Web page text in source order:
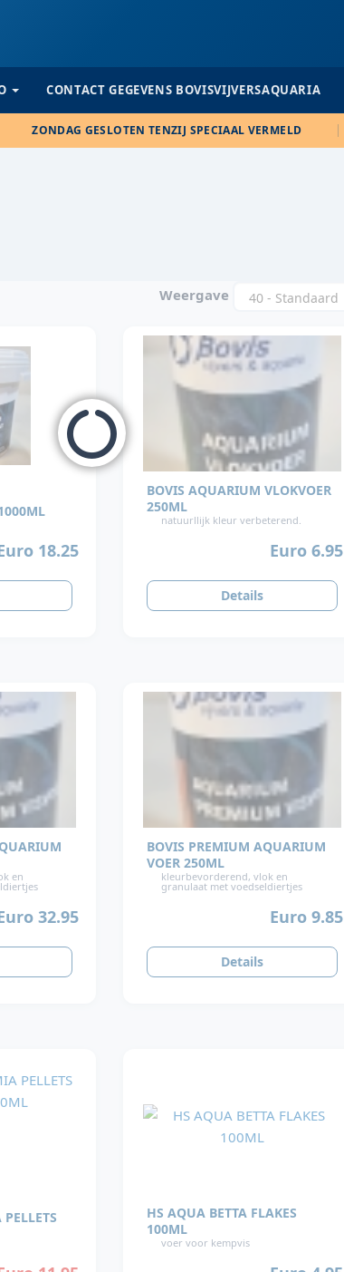
CONTACT GEGEVENS BOVISVIJVERSAQUARIA
ZONDAG GESLOTEN TENZIJ SPECIAAL VERMELD
Weergave
18.25
BOVIS AQUARIUM VLOKVOER
250ML
natuurllijk kleur verbeterend.
Euro 6.95
Details
en
32.95
BOVIS PREMIUM AQUARIUM
VOER 250ML
kleurbevorderend, vlok en
granulaat met voedseldiertjes
Euro 9.85
Details
HS AQUA BETTA FLAKES
100ML
voer voor kempvis